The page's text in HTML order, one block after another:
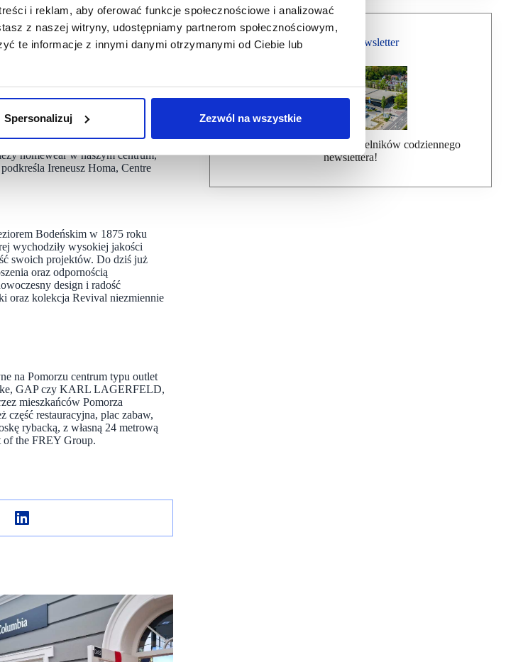
i reklam, aby oferować funkcje społecznościowe i analizować
z naszej witryny, udostępniamy partnerom społecznościowym,
te informacje z innymi danymi otrzymanymi od Ciebie lub
Spersonalizuj Zezwól na wszystkie
centrum w zakresie bielizny
rodzin.
powierzchni bez mała 162 mkw.,
czeka szeroki wybór
po kolekcje sportowe
modele, jak i nowoczesne
otwarciach nowych
i odzieżą domową Schiesser.
homewear w naszym centrum,
Ireneusz Homa, Centre
Bodeńskim w 1875 roku
wychodziły wysokiej jakości
swoich projektów. Do dziś już
oraz odpornością
design i radość
oraz kolekcja Revival niezmiennie
na Pomorzu centrum typu outlet
GAP czy KARL LAGERFELD,
mieszkańców Pomorza
restauracyjna, plac zabaw,
rybacką, z własną 24 metrową
of the FREY Group.
Bezpłatny Newsletter
Dołącz do ponad 7000 czytelników codziennego
newslettera!